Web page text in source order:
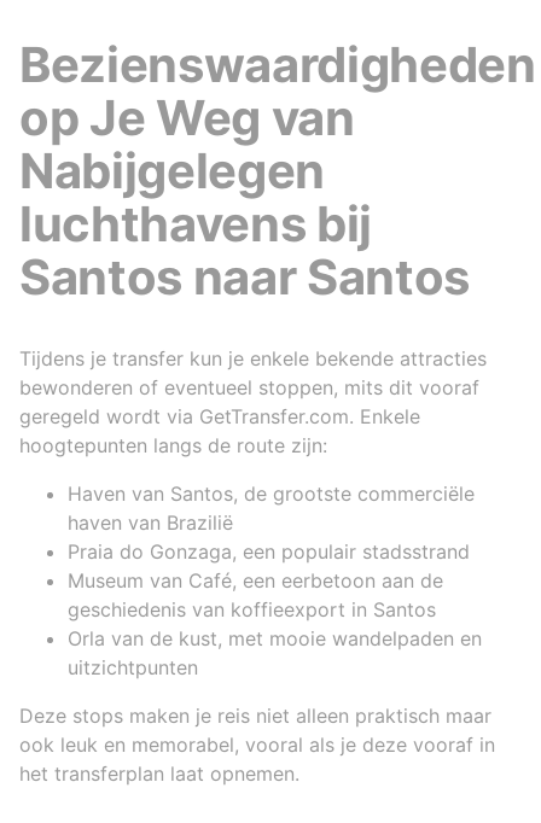
Bezienswaardigheden
op Je Weg van
Nabijgelegen
luchthavens bij
Santos naar Santos
Tijdens je transfer kun je enkele bekende attracties
bewonderen of eventueel stoppen, mits dit vooraf
geregeld wordt via GetTransfer.com. Enkele
hoogtepunten langs de route zijn:
Haven van Santos, de grootste commerciële
haven van Brazilië
Praia do Gonzaga, een populair stadsstrand
Museum van Café, een eerbetoon aan de
geschiedenis van koffieexport in Santos
Orla van de kust, met mooie wandelpaden en
uitzichtpunten
Deze stops maken je reis niet alleen praktisch maar
ook leuk en memorabel, vooral als je deze vooraf in
het transferplan laat opnemen.